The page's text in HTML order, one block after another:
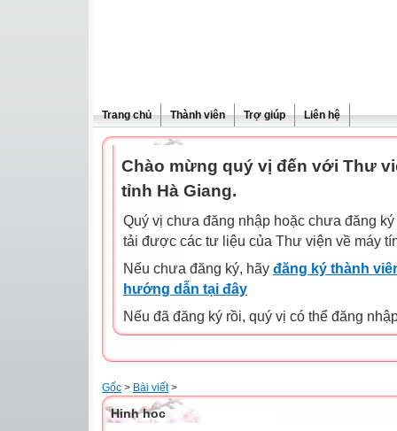
Trang chủ Thành viên Trợ giúp Liên hệ
Chào mừng quý vị đến với Thư
tỉnh Hà Giang.
Quý vị chưa đăng nhập hoặc chưa đăng
tải được các tư liệu của Thư viện về máy
Nếu chưa đăng ký, hãy đăng ký thành
hướng dẫn tại đây
Nếu đã đăng ký rồi, quý vị có thể đăng
Gốc > Bài viết>
Hinh hoc